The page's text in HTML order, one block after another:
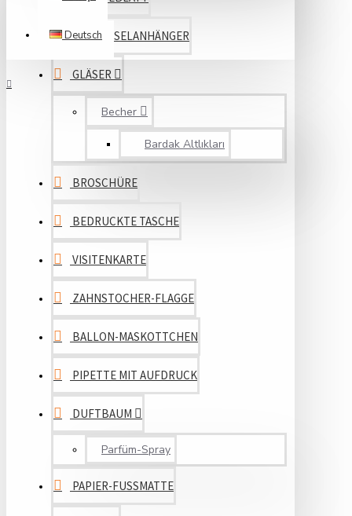
Deutsch
SCHLÜSSELANHÄNGER
GLÄSER
Becher
Bardak Altlıkları
BROSCHÜRE
BEDRUCKTE TASCHE
VISITENKARTE
ZAHNSTOCHER-FLAGGE
BALLON-MASKOTTCHEN
PIPETTE MIT AUFDRUCK
DUFTBAUM
Parfüm-Spray
PAPIER-FUSSMATTE